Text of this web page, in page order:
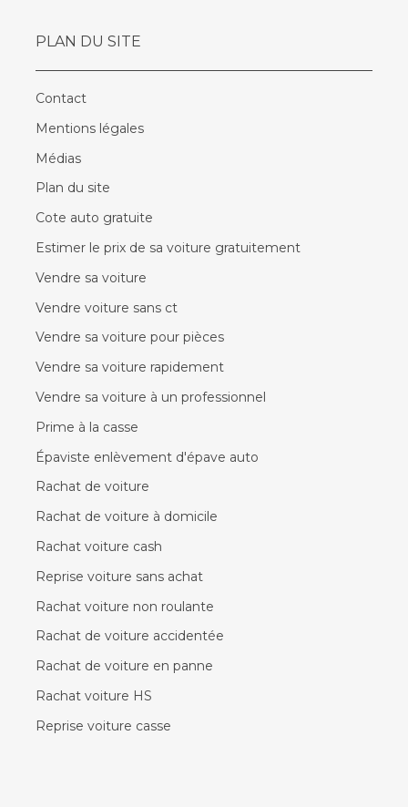
PLAN DU SITE
Contact
Mentions légales
Médias
Plan du site
Cote auto gratuite
Estimer le prix de sa voiture gratuitement
Vendre sa voiture
Vendre voiture sans ct
Vendre sa voiture pour pièces
Vendre sa voiture rapidement
Vendre sa voiture à un professionnel
Prime à la casse
Épaviste enlèvement d'épave auto
Rachat de voiture
Rachat de voiture à domicile
Rachat voiture cash
Reprise voiture sans achat
Rachat voiture non roulante
Rachat de voiture accidentée
Rachat de voiture en panne
Rachat voiture HS
Reprise voiture casse